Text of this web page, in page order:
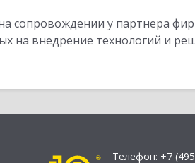
сопровождении у партнера
на внедрение технологий и
Телефон: +7